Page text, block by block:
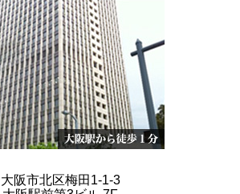
大阪市北区梅田1-1-3